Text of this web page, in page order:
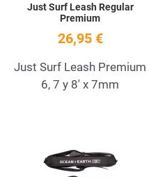
Just Surf Leash Regular
Premium
26,95 €
Just Surf Leash Premium
6, 7 y 8' x 7mm
Quick View